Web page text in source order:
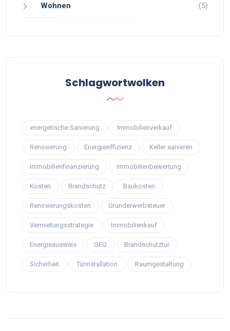
Wohnen (5)
Schlagwortwolken
energetische Sanierung Immobilienverkauf
Renovierung Energieeffizienz Keller sanieren
Immobilienfinanzierung Immobilienbewertung
Kosten Brandschutz Baukosten
Renovierungskosten Grunderwerbsteuer
Vermietungsstrategie Immobilienkauf
Energieausweis GEG Brandschutztür
Sicherheit Türinstallation Raumgestaltung